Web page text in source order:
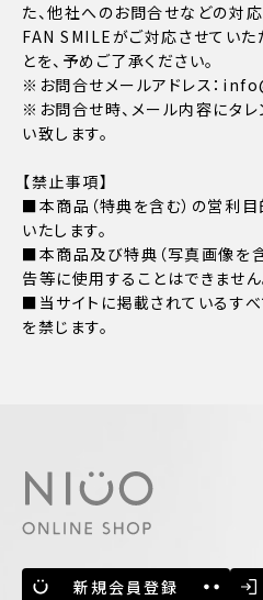
た、他社へのお問合せなどの対
FAN SMILEがご対応させていた
とを、予めご了承ください。
※お問合せメールアドレス：
※お問合せ時、メール内容にタ
い致します。
【禁止事項】
■本商品（特典を含む）の営利
いたします。
■本商品及び特典（写真画像を
告等に使用することはできません
■当サイトに掲載されているす
を禁じます。
新規会員登録